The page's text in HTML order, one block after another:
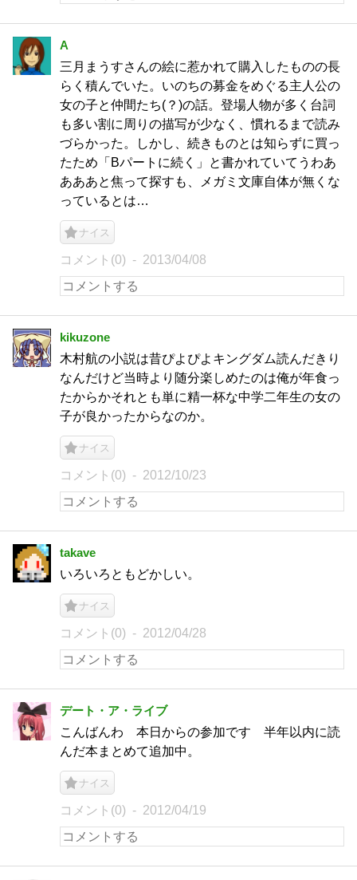
A
三月まうすさんの絵に惹かれて購入したものの長
らく積んでいた。いのちの募金をめぐる主人公の
女の子と仲間たち(？)の話。登場人物が多く台詞
も多い割に周りの描写が少なく、慣れるまで読み
づらかった。しかし、続きものとは知らずに買っ
たため「Bパートに続く」と書かれていてうわあ
あああと焦って探すも、メガミ文庫自体が無くな
っているとは…
ナイス
コメント(0) 2013/04/08
kikuzone
木村航の小説は昔ぴよぴよキングダム読んだきり
なんだけど当時より随分楽しめたのは俺が年食っ
たからかそれとも単に精一杯な中学二年生の女の
子が良かったからなのか。
ナイス
コメント(0) 2012/10/23
takave
いろいろともどかしい。
ナイス
コメント(0) 2012/04/28
デート・ア・ライブ
こんばんわ 本日からの参加です 半年以内に読
んだ本まとめて追加中。
ナイス
コメント(0) 2012/04/19